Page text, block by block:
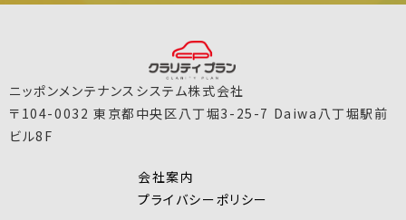
ニッポンメンテナンスシステム株式会社
〒104-0032 東京都中央区八丁堀3-25-7 Daiwa八丁堀駅前
ビル8F
会社案内
プライバシーポリシー